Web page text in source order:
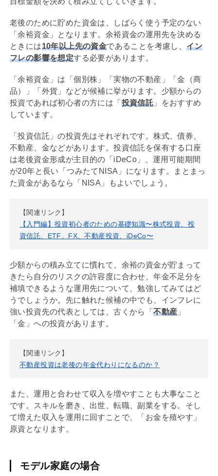
老後のために貯めた資金は、しばらく使う予定のない
「余裕資金」となります。余裕資金の運用先を決める
ときには10年以上先の資金であることを考慮し、イン
フレの影響を想定する必要があります。
「余裕資金」は「個別株」「実物の不動産」「金（商
品）」「外貨」などが候補に挙がります。少額からの
投資であれば初心者の方には「 投資信託 」をおすすめ
しています。
「投資信託」の投資先はそれぞれです。株式、債券、
不動産、金などがあります。投資信託を保有する口座
は老後資金形成が主目的の「 iDeCo 」、運用可能期間
が20年と長い「つみたて NISA 」になります。まとまっ
た資金があるなら「 NISA 」もよいでしょう。
【関連リンク】
【入門編】投資初心者のための基礎知識〜株式投資、投
資信託、ETF、FX、不動産投資、iDeCo〜
少額からの積み立てに慣れて、余裕の資金が貯まって
きたら自分のリスクの許容度に合わせ、年金不足分を
補填できるような運用先について、勉強してみてはど
うでしょうか。先に触れた候補の中でも、インフレに
強い投資先の代表としては、古くから「不動産 」
「金」への投資があります。
【関連リンク】
不動産投資は老後の年金代わりになるのか？
また、運用と合わせて収入を増やすことも大事なこと
です。スキルを磨き、出世、転職、副業をする。そし
て増えた収入を運用に回すことで、「お金を殖やす」
原資となります。
モデル家庭の場合